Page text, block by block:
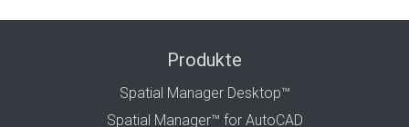
Produkte
Spatial Manager Desktop™
Spatial Manager™ for AutoCAD